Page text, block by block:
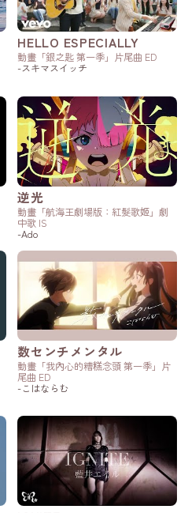
HELLO ESPECIALLY
動畫「銀之匙 第一季」片尾曲 ED
-スキマスイッチ
逆光
動畫「航海王劇場版：紅髮歌姬」劇
中歌 IS
-Ado
数センチメンタル
動畫「我內心的糟糕念頭 第一季」片
尾曲 ED
-こはならむ